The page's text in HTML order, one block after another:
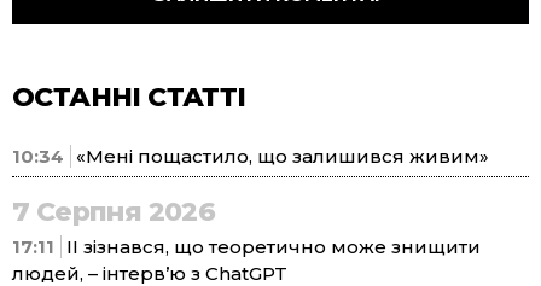
ОСТАННІ СТАТТІ
10:34 «Мені пощастило, що залишився живим»
7 Серпня 2026
17:11
ІІ зізнався, що теоретично може знищити
людей, – інтерв’ю з ChatGPT